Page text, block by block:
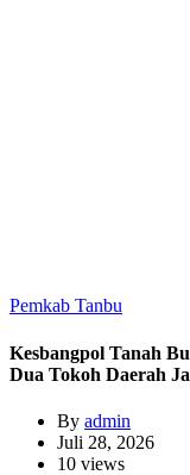
Pemkab Tanbu
Kesbangpol Tanah
Dua Tokoh Daerah
By admin
Juli 28, 2026
10 views